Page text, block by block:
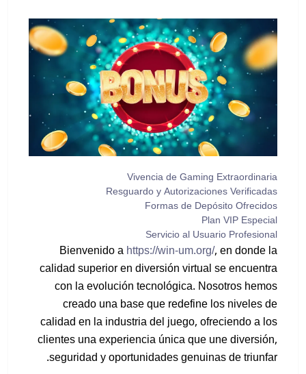
Vivencia de Gaming Extraordinaria
Resguardo y Autorizaciones Verificadas
Formas de Depósito Ofrecidos
Plan VIP Especial
Servicio al Usuario Profesional
Bienvenido ahttps://win-um.org/, en donde la
calidad superior en diversión virtual se encuentra
con la evolución tecnológica. Nosotros hemos
creado una base que redefine los niveles de
calidad en la industria del juego, ofreciendo a los
clientes una experiencia única que une diversión,
seguridad y oportunidades genuinas de triunfar.